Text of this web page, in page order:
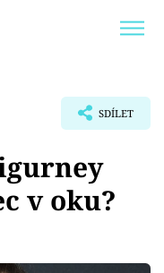
SDÍLET
v oku?